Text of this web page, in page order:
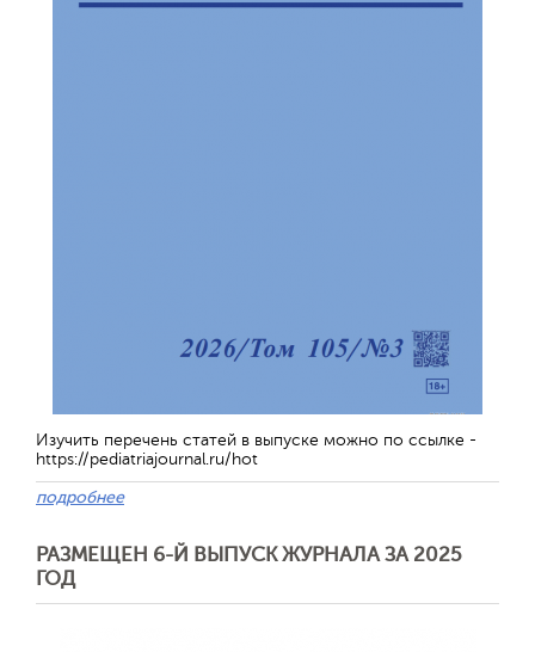
Изучить перечень статей в выпуске можно по ссылке -
https://pediatriajournal.ru/hot
подробнее
РАЗМЕЩЕН 6-Й ВЫПУСК ЖУРНАЛА ЗА 2025
ГОД